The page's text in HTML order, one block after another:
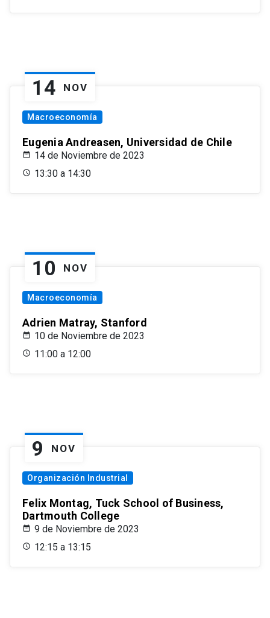
14 NOV
Macroeconomía
Eugenia Andreasen, Universidad de Chile
14 de Noviembre de 2023
13:30 a 14:30
10 NOV
Macroeconomía
Adrien Matray, Stanford
10 de Noviembre de 2023
11:00 a 12:00
9 NOV
Organización Industrial
Felix Montag, Tuck School of Business,
Dartmouth College
9 de Noviembre de 2023
12:15 a 13:15